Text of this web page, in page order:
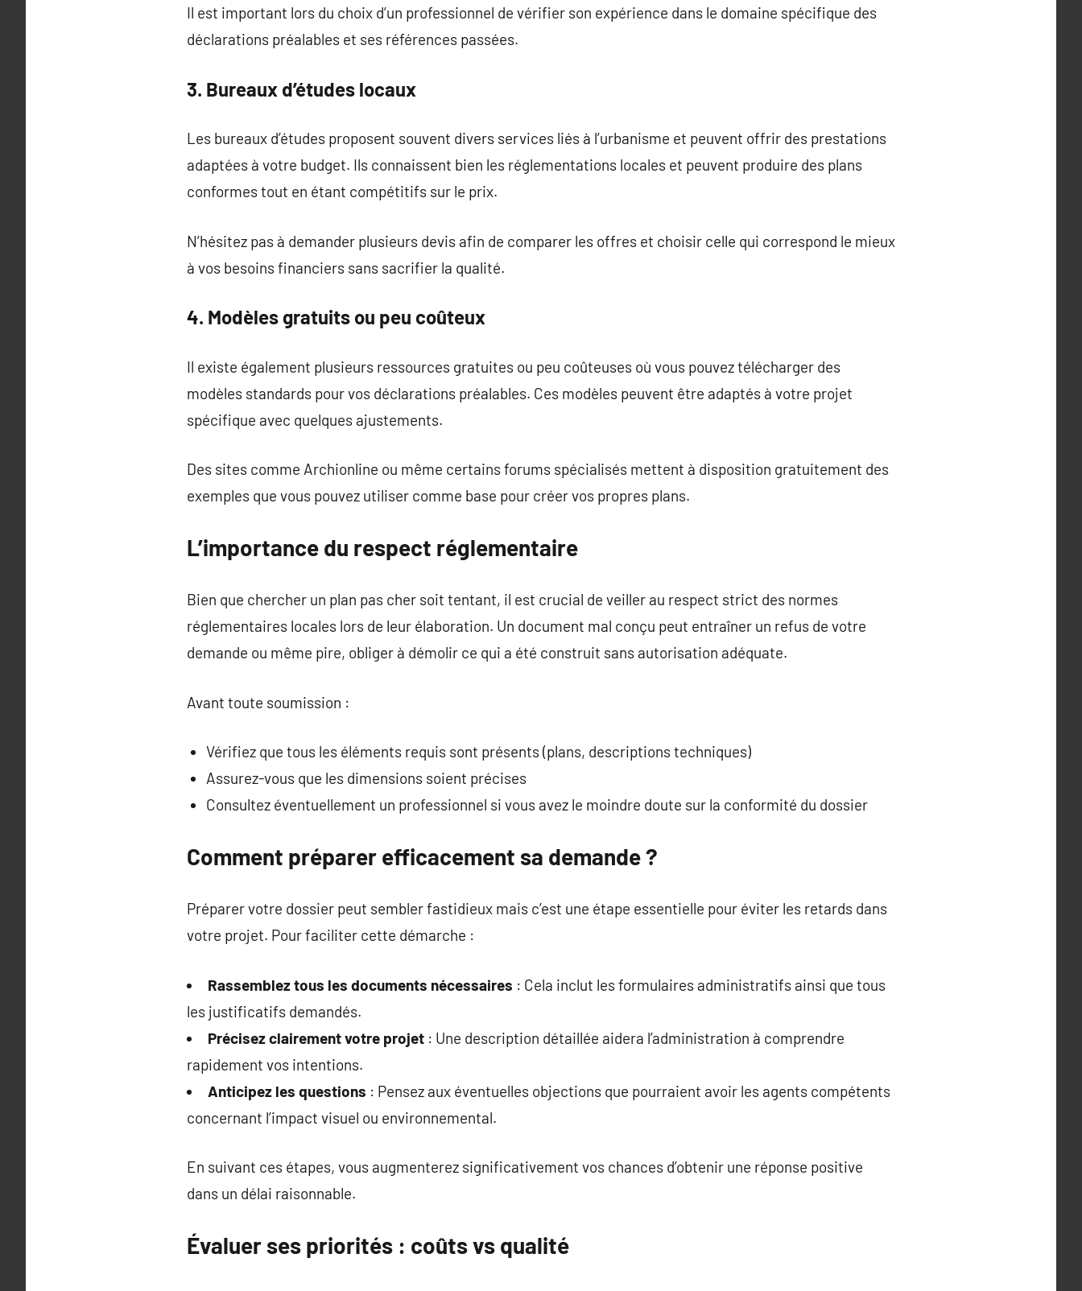
Il est important lors du choix d’un professionnel de vérifier son expérience dans le domaine spécifique des
déclarations préalables et ses références passées.
3. Bureaux d’études locaux
Les bureaux d’études proposent souvent divers services liés à l’urbanisme et peuvent offrir des prestations
adaptées à votre budget. Ils connaissent bien les réglementations locales et peuvent produire des plans
conformes tout en étant compétitifs sur le prix.
N’hésitez pas à demander plusieurs devis afin de comparer les offres et choisir celle qui correspond le mieux
à vos besoins financiers sans sacrifier la qualité.
4. Modèles gratuits ou peu coûteux
Il existe également plusieurs ressources gratuites ou peu coûteuses où vous pouvez télécharger des
modèles standards pour vos déclarations préalables. Ces modèles peuvent être adaptés à votre projet
spécifique avec quelques ajustements.
Des sites comme Archionline ou même certains forums spécialisés mettent à disposition gratuitement des
exemples que vous pouvez utiliser comme base pour créer vos propres plans.
L’importance du respect réglementaire
Bien que chercher un plan pas cher soit tentant, il est crucial de veiller au respect strict des normes
réglementaires locales lors de leur élaboration. Un document mal conçu peut entraîner un refus de votre
demande ou même pire, obliger à démolir ce qui a été construit sans autorisation adéquate.
Avant toute soumission :
Vérifiez que tous les éléments requis sont présents (plans, descriptions techniques)
Assurez-vous que les dimensions soient précises
Consultez éventuellement un professionnel si vous avez le moindre doute sur la conformité du dossier
Comment préparer efficacement sa demande ?
Préparer votre dossier peut sembler fastidieux mais c’est une étape essentielle pour éviter les retards dans
votre projet. Pour faciliter cette démarche :
Rassemblez tous les documents nécessaires : Cela inclut les formulaires administratifs ainsi que tous
les justificatifs demandés.
Précisez clairement votre projet : Une description détaillée aidera l’administration à comprendre
rapidement vos intentions.
Anticipez les questions : Pensez aux éventuelles objections que pourraient avoir les agents compétents
concernant l’impact visuel ou environnemental.
En suivant ces étapes, vous augmenterez significativement vos chances d’obtenir une réponse positive
dans un délai raisonnable.
Évaluer ses priorités : coûts vs qualité